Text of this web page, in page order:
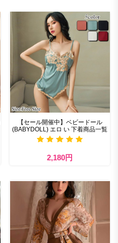
【セール開催中】ベビードール
(BABYDOLL) エロ い 下着商品一覧
2,180円